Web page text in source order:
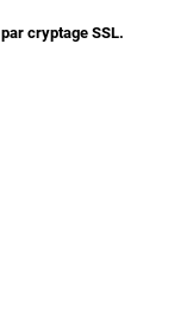
cryptage SSL.